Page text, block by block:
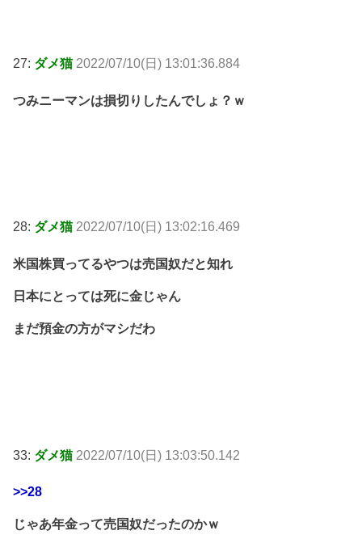
27: ダメ猫 2022/07/10(日) 13:01:36.884
つみニーマンは損切りしたんでしょ？ｗ
28: ダメ猫 2022/07/10(日) 13:02:16.469
米国株買ってるやつは売国奴だと知れ
日本にとっては死に金じゃん
まだ預金の方がマシだわ
33: ダメ猫 2022/07/10(日) 13:03:50.142
>>28
じゃあ年金って売国奴だったのかｗ